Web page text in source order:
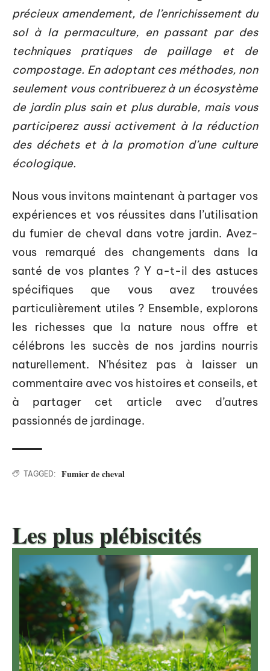
précieux amendement, de l’enrichissement du
sol à la permaculture, en passant par des
techniques pratiques de paillage et de
compostage. En adoptant ces méthodes, non
seulement vous contribuerez à un écosystème
de jardin plus sain et plus durable, mais vous
participerez aussi activement à la réduction
des déchets et à la promotion d’une culture
écologique.
Nous vous invitons maintenant à partager vos
expériences et vos réussites dans l’utilisation
du fumier de cheval dans votre jardin. Avez-
vous remarqué des changements dans la
santé de vos plantes ? Y a-t-il des astuces
spécifiques que vous avez trouvées
particulièrement utiles ? Ensemble, explorons
les richesses que la nature nous offre et
célébrons les succès de nos jardins nourris
naturellement. N’hésitez pas à laisser un
commentaire avec vos histoires et conseils, et
à partager cet article avec d’autres
passionnés de jardinage.
TAGGED: Fumier de cheval
Les plus plébiscités